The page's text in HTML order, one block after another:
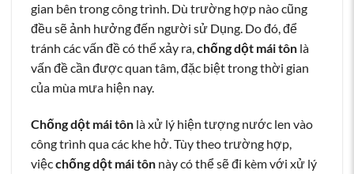
gian bên trong công trình. Dù trường hợp nào cũng
đều sẽ ảnh hưởng đến người sử Dụng. Do đó, để
tránh các vấn đề có thể xảy ra,chống dột mái tôn là
vấn đề cần được quan tâm, đặc biệt trong thời gian
của mùa mưa hiện nay.
Chống dột mái tôn là xử lý hiện tượng nước len vào
công trình qua các khe hở. Tùy theo trường hợp,
việcchống dột mái tôn này có thể sẽ đi kèm với xử lý